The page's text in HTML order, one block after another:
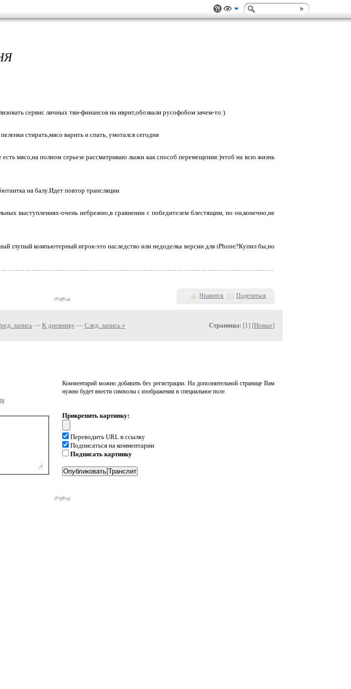
сервис личных тви-финансов на иврит,обозвали русофобом зачем-то:)
стирать,мясо варить и спать, умотался сегодня
есть мясо,на полном серьезе рассматриваю лыжи как способ перемещения:)чтоб на всю жизнь
на балу.Идет повтор трансляции
выступлениях-очень небрежно,в сравнении с победителем блестящим, но он,конечно,не
глупый компьютерный игрок-это наследство или недоделка версии для iPhone?Купил бы,но
Нравится Поделиться
запись— К дневнику — След. запись » Страницы: [1] [Новые]
Комментарий можно добавить без регистрации. На дополнительной странице Вам
нужно будет ввести символы с изображения в специальное поле.
Прикрепить картинку:
Переводить URL в ссылку
Подписаться на комментарии
Подписать картинку